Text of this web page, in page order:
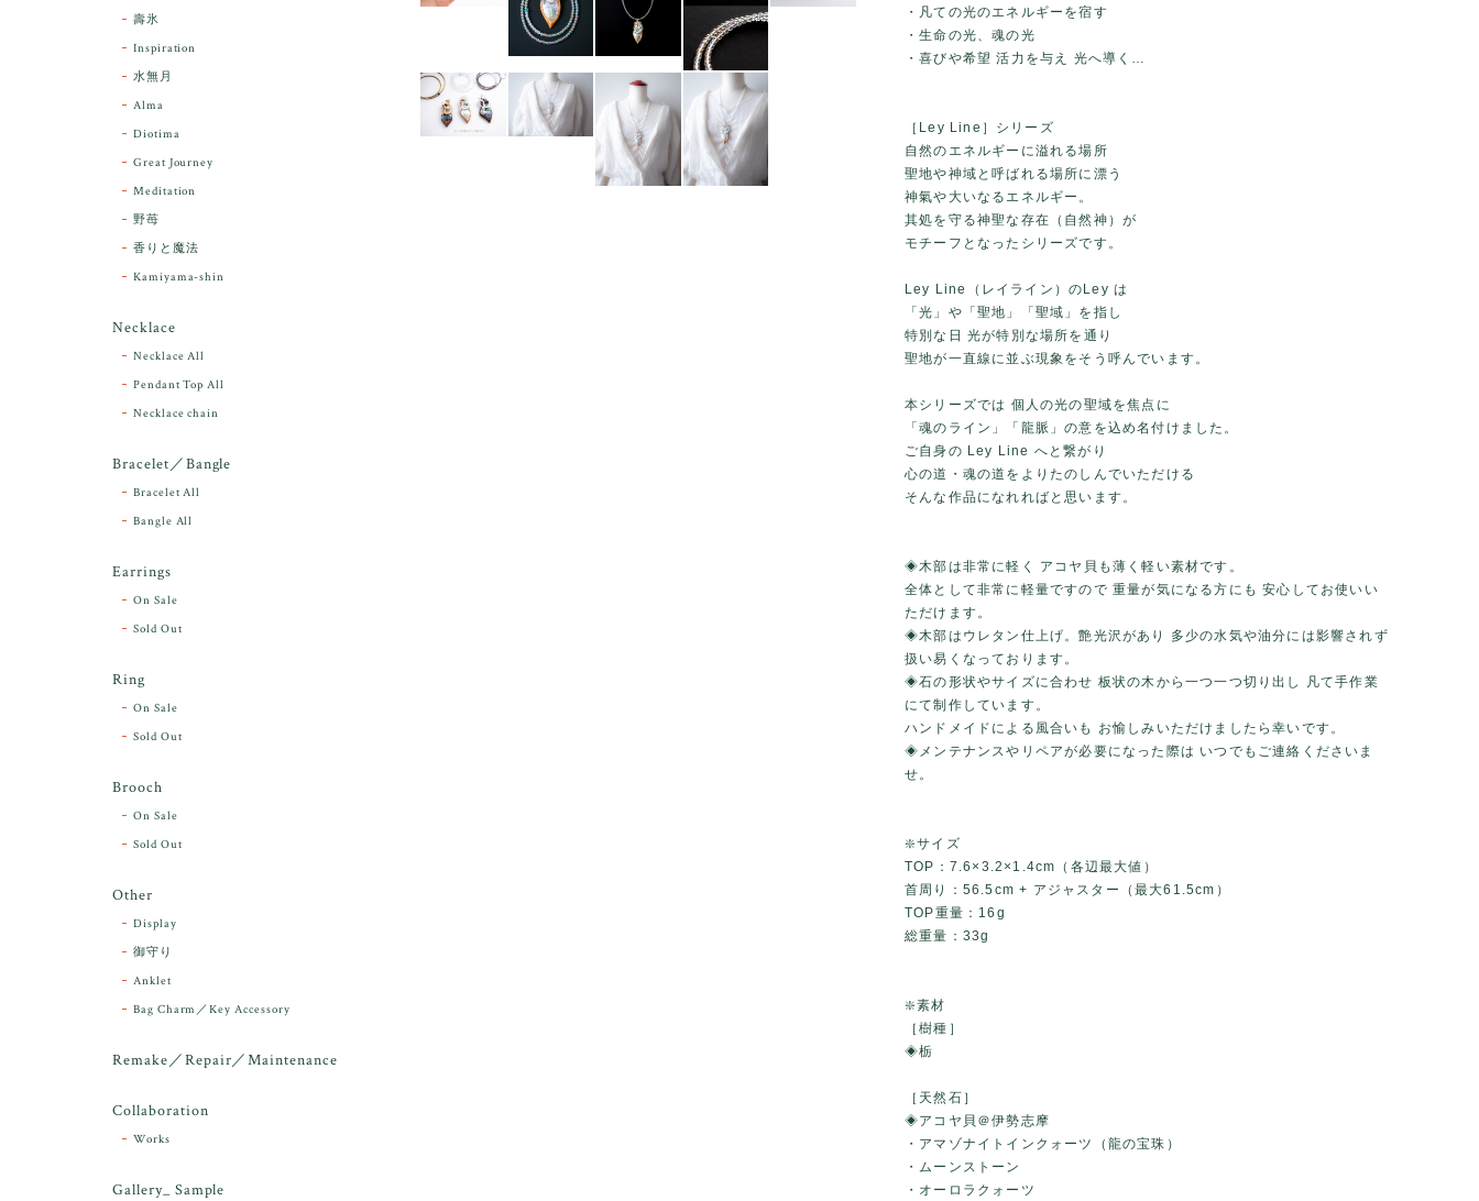
・凡ての光のエネルギーを宿す
・生命の光、魂の光
・喜びや希望 活力を与え 光へ導く…
［Ley Line］シリーズ
自然のエネルギーに溢れる場所
聖地や神域と呼ばれる場所に漂う
神氣や大いなるエネルギー。
其処を守る神聖な存在（自然神）が
モチーフとなったシリーズです。
Ley Line（レイライン）のLey は
「光」や「聖地」「聖域」を指し
特別な日 光が特別な場所を通り
聖地が一直線に並ぶ現象をそう呼んでいます。
本シリーズでは 個人の光の聖域を焦点に
「魂のライン」「龍脈」の意を込め名付けました。
ご自身の Ley Line へと繋がり
心の道・魂の道をよりたのしんでいただける
そんな作品になれればと思います。
◈木部は非常に軽く アコヤ貝も薄く軽い素材です。
全体として非常に軽量ですので 重量が気になる方にも 安心してお使いい
ただけます。
◈木部はウレタン仕上げ。艶光沢があり 多少の水気や油分には影響されず
扱い易くなっております。
◈石の形状やサイズに合わせ 板状の木から一つ一つ切り出し 凡て手作業
にて制作しています。
ハンドメイドによる風合いも お愉しみいただけましたら幸いです。
◈メンテナンスやリペアが必要になった際は いつでもご連絡くださいま
せ。
❇️サイズ
TOP：7.6×3.2×1.4cm（各辺最大値）
首周り：56.5cm + アジャスター（最大61.5cm）
TOP重量：16g
総重量：33g
❇️素材
［樹種］
◈栃
［天然石］
◈アコヤ貝＠伊勢志摩
・アマゾナイトインクォーツ（龍の宝珠）
・ムーンストーン
・オーロラクォーツ
壽氷
Inspiration
水無月
Alma
Diotima
Great Journey
Meditation
野苺
香りと魔法
Kamiyama-shin
Necklace
Necklace All
Pendant Top All
Necklace chain
Bracelet／Bangle
Bracelet All
Bangle All
Earrings
On Sale
Sold Out
Ring
On Sale
Sold Out
Brooch
On Sale
Sold Out
Other
Display
御守り
Anklet
Bag Charm／Key Accessory
Remake／Repair／Maintenance
Collaboration
Works
Gallery_ Sample